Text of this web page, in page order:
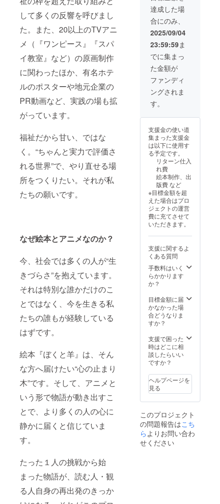
して多くの反響を呼びまし
た。また、20以上のTVアニ
メ（『ワンピース』『スパ
イ教室』など）の原画制作
に関わったほか、有名ホテ
ルのポスターや地元企業の
PR動画など、実践の場も拡
がっています。
福祉だから甘い、ではな
く。“ちゃんと実力で評価さ
れる世界”で、やり直せる場
所をつくりたい。それが私
たちの願いです。
なぜ絵本とアニメなのか？
今、社会では多くの人が“生
きづらさ”を抱えています。
それは特別な誰かだけのこ
とではなく、今を生きる私
たちの誰もが経験している
はずです。
絵本『ぼくと羊』は、そん
な方へ届けたい“心の止まり
木”です。そして、アニメと
いう形で物語が動き出すこ
とで、より多くの人の心に
静かに届くと信じていま
す。
たった１人の挑戦から始
まった物語が、読む人・観
る人自身の再出発のきっか
を希望されるお
名前をご記入く
ださい。
達成した場
合にのみ、
2025/09/04
23:59:59ま
でに集まっ
た金額が
ファンディ
ングされま
す。
支援金の使い道
集まった支援金
は以下に使用す
る予定です。
リターン仕入
れ費
絵本制作、出
版費 など
※目標金額を超
えた場合はプロ
ジェクトの運営
費に充てさせて
いただきます。
支援に関するよ
くある質問
手数料はいく
らかかります
か？
目標金額に届
かなかった場
合どうなりま
すか？
支援で困った
時はどこに相
談したらいい
ですか？
ヘルプページを
見る
このプロジェクト
の問題報告はこち
らよりお問い合わ
せください